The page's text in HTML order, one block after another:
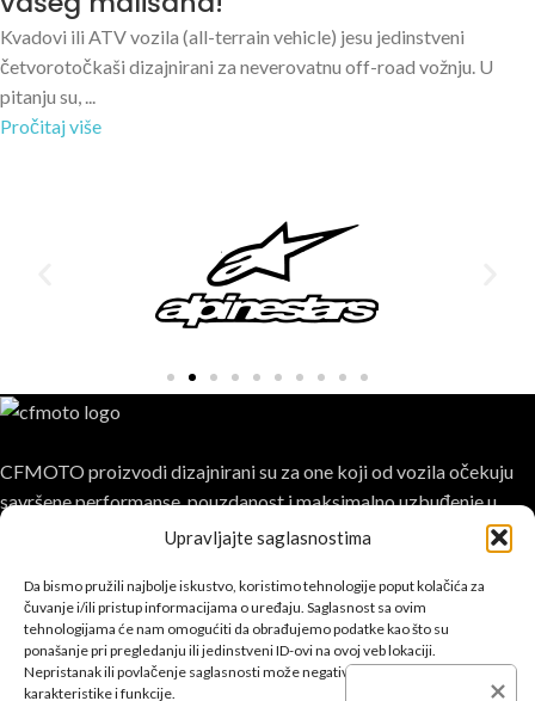
Upravljajte saglasnostima
Da bismo pružili najbolje iskustvo, koristimo tehnologije poput kolačića za
čuvanje i/ili pristup informacijama o uređaju. Saglasnost sa ovim
tehnologijama će nam omogućiti da obrađujemo podatke kao što su
ponašanje pri pregledanju ili jedinstveni ID-ovi na ovoj veb lokaciji.
Nepristanak ili povlačenje saglasnosti može negativno uticati na određene
karakteristike i funkcije.
Kvadovi ili ATV vozila (all-terrain vehicle) jesu jedinstveni
četvorotočkaši dizajnirani za neverovatnu off-road vožnju. U
pitanju su, ...
Pročitaj više
CFMOTO proizvodi dizajnirani su za one koji od vozila očekuju
savršene performanse, pouzdanost i maksimalno uzbuđenje u
POSLJEDNJE SA BLOGA